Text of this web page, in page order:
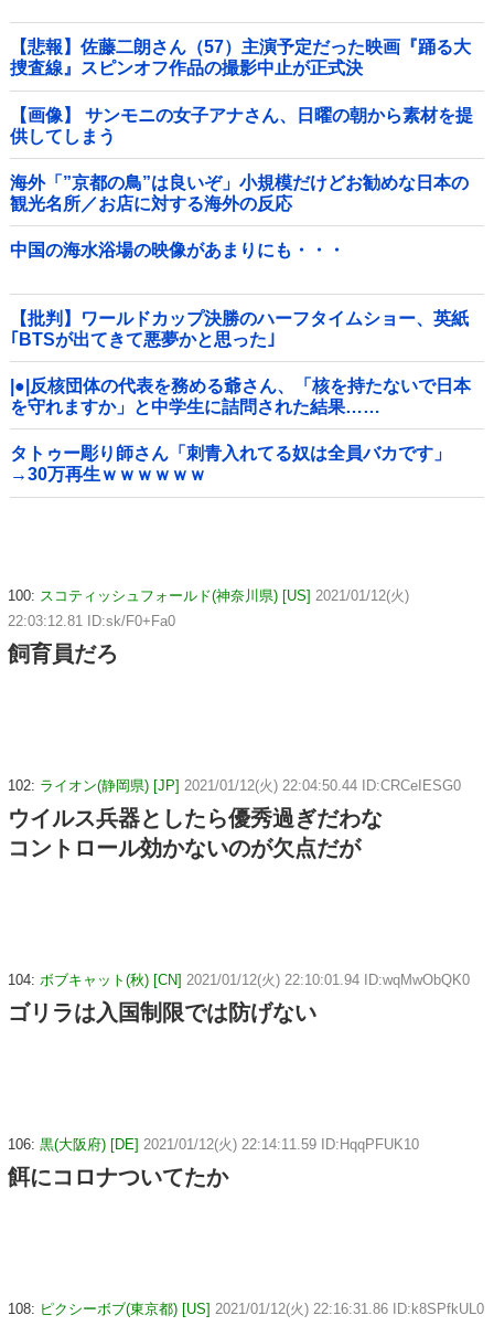
【悲報】佐藤二朗さん（57）主演予定だった映画『踊る大
捜査線』スピンオフ作品の撮影中止が正式決
定・・・・・・・・・他
【画像】 サンモニの女子アナさん、日曜の朝から素材を提
供してしまう
海外「”京都の鳥”は良いぞ」小規模だけどお勧めな日本の
観光名所／お店に対する海外の反応
中国の海水浴場の映像があまりにも・・・
【批判】ワールドカップ決勝のハーフタイムショー、英紙
｢BTSが出てきて悪夢かと思った｣
|●|反核団体の代表を務める爺さん、「核を持たないで日本
を守れますか」と中学生に詰問された結果……
タトゥー彫り師さん「刺青入れてる奴は全員バカです」
→30万再生ｗｗｗｗｗｗ
100: スコティッシュフォールド(神奈川県) [US] 2021/01/12(火)
22:03:12.81 ID:sk/F0+Fa0
飼育員だろ
102: ライオン(静岡県) [JP] 2021/01/12(火) 22:04:50.44 ID:CRCeIESG0
ウイルス兵器としたら優秀過ぎだわな
コントロール効かないのが欠点だが
104: ボブキャット(秋) [CN] 2021/01/12(火) 22:10:01.94 ID:wqMwObQK0
ゴリラは入国制限では防げない
106: 黒(大阪府) [DE] 2021/01/12(火) 22:14:11.59 ID:HqqPFUK10
餌にコロナついてたか
108: ピクシーボブ(東京都) [US] 2021/01/12(火) 22:16:31.86 ID:k8SPfkUL0